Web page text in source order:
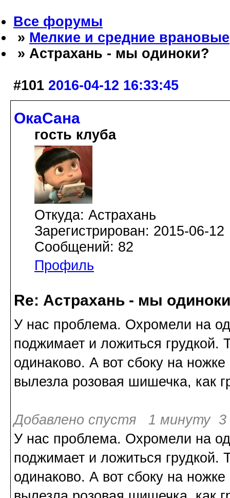
Все форумы
» Мелкие и средние врановые
» Астрахань - мы одиноки?
#101 2016-04-12 16:33:45
ОкаСана
гость клуба
Откуда: Астрахань
Зарегистрирован: 2015-06-12
Сообщений: 82
Профиль
Re: Астрахань - мы
У нас проблема. Охромели на
поджимает и ложиться грудкой.
одинаково. А вот сбоку на
вылезла розовая шишечка, как
Добавлено спустя 1 минуту 3
У нас проблема. Охромели на
поджимает и ложиться грудкой.
одинаково. А вот сбоку на